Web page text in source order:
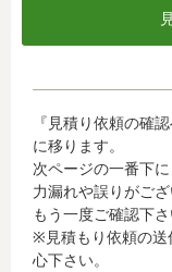
d) 個人情報の第三
当社がお客様か
行会社が行う不
されているカー
名、電話番号、
に関する情報等)
お客様が利用さ
合、これらの情
『見積り依頼の確
に移ります。
次ページの一番下
力漏れや誤りがござ
もう一度ご確認下さ
※見積もり依頼の送
心下さい。